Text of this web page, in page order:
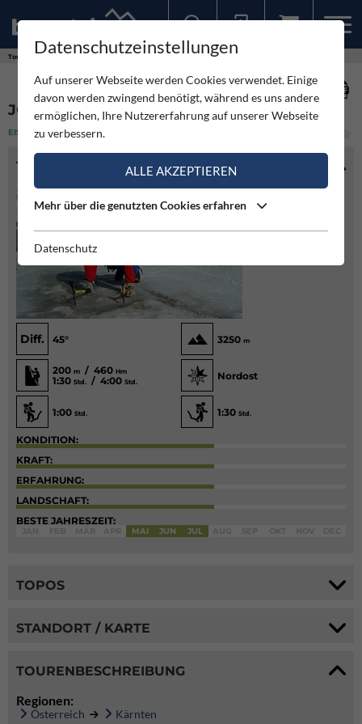
Touren
JOHANNISBERG NO-WAND
EISKLETTERN LEICHT
TOURENINFO
Diff. 45° 3250 m
200 m / 460 Hm
1:30 Std. / 4:00 Std.
Nordost
1:00 Std. 1:30 Std.
KONDITION:
KRAFT:
ERFAHRUNG:
LANDSCHAFT:
BESTE JAHRESZEIT:
MAI JUN JUL
TOPOS
STANDORT / KARTE
TOURENBESCHREIBUNG
Regionen:
Österreich Kärnten
Datenschutzeinstellungen
Auf unserer Webseite werden Cookies verwendet. Einige
davon werden zwingend benötigt, während es uns andere
ermöglichen, Ihre Nutzererfahrung auf unserer Webseite
zu verbessern.
ALLE AKZEPTIEREN
Mehr über die genutzten Cookies erfahren
Datenschutz